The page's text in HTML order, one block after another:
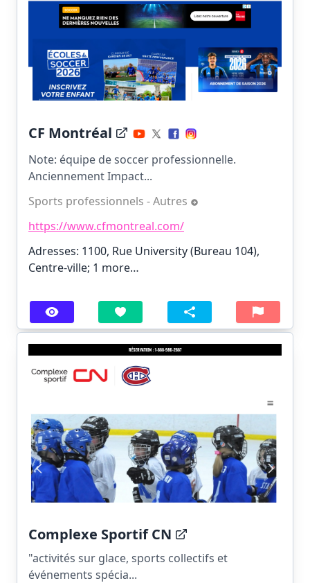
CF Montréal
Note: équipe de soccer professionnelle.
Anciennement Impact...
Sports professionnels - Autres
https://www.cfmontreal.com/
Adresses: 1100, Rue University (Bureau 104),
Centre-ville; 1 more…
Complexe Sportif CN
"activités sur glace, sports collectifs et
événements spécia...